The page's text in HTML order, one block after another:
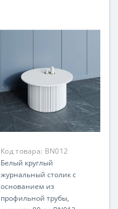
Код товара: BN012
Белый круглый
журнальный столик с
основанием из
профильной трубы,